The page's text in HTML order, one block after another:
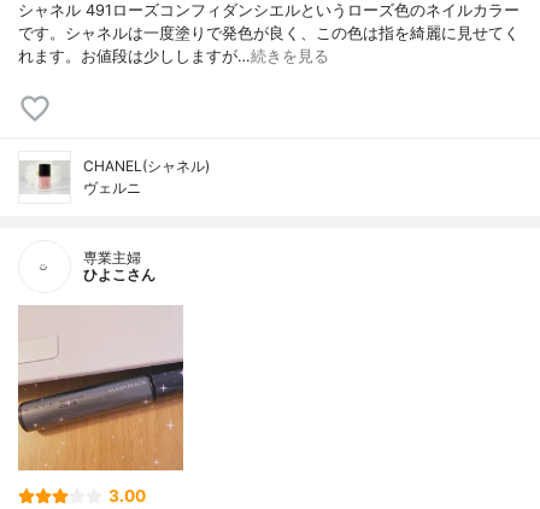
シャネル 491ローズコンフィダンシエルというローズ色のネイルカラー
です。シャネルは一度塗りで発色が良く、この色は指を綺麗に見せてく
れます。お値段は少ししますが…続きを見る
CHANEL(シャネル)
ヴェルニ
専業主婦
ひよこさん
3.00